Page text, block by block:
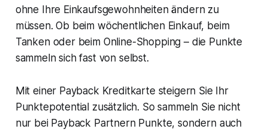
ohne Ihre Einkaufsgewohnheiten ändern zu
müssen. Ob beim wöchentlichen Einkauf, beim
Tanken oder beim Online-Shopping – die Punkte
sammeln sich fast von selbst.
Mit einer Payback Kreditkarte steigern Sie Ihr
Punktepotential zusätzlich. So sammeln Sie nicht
nur bei Payback Partnern Punkte, sondern auch